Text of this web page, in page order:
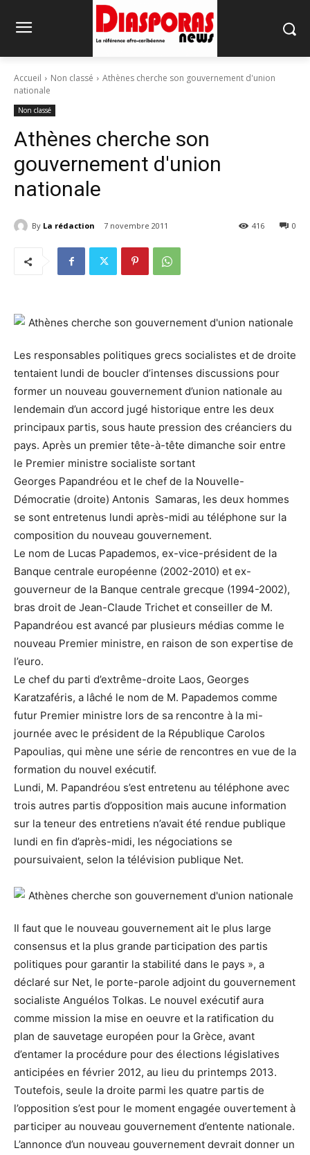
Accueil Non classé
Athènes cherche son gouvernement d'union
nationale
Non classé
Athènes cherche son
gouvernement d'union
nationale
By La rédaction 7 novembre 2011 0
416
Les responsables politiques grecs socialistes et de droite
tentaient lundi de boucler d’intenses discussions pour
former un nouveau gouvernement d’union nationale au
lendemain d’un accord jugé historique entre les deux
principaux partis, sous haute pression des créanciers du
pays. Après un premier tête-à-tête dimanche soir entre
le Premier ministre socialiste sortant
Georges Papandréou et le chef de la Nouvelle-
Démocratie (droite) Antonis Samaras, les deux hommes
se sont entretenus lundi après-midi au téléphone sur la
composition du nouveau gouvernement.
Le nom de Lucas Papademos, ex-vice-président de la
Banque centrale européenne (2002-2010) et ex-
gouverneur de la Banque centrale grecque (1994-2002),
bras droit de Jean-Claude Trichet et conseiller de M.
Papandréou est avancé par plusieurs médias comme le
nouveau Premier ministre, en raison de son expertise de
l’euro.
Le chef du parti d’extrême-droite Laos, Georges
Karatzaféris, a lâché le nom de M. Papademos comme
futur Premier ministre lors de sa rencontre à la mi-
journée avec le président de la République Carolos
Papoulias, qui mène une série de rencontres en vue de la
formation du nouvel exécutif.
Lundi, M. Papandréou s’est entretenu au téléphone avec
trois autres partis d’opposition mais aucune information
sur la teneur des entretiens n’avait été rendue publique
lundi en fin d’après-midi, les négociations se
poursuivaient, selon la télévision publique Net.
Il faut que le nouveau gouvernement ait le plus large
consensus et la plus grande participation des partis
politiques pour garantir la stabilité dans le pays », a
déclaré sur Net, le porte-parole adjoint du gouvernement
socialiste Anguélos Tolkas. Le nouvel exécutif aura
comme mission la mise en oeuvre et la ratification du
plan de sauvetage européen pour la Grèce, avant
d’entamer la procédure pour des élections législatives
anticipées en février 2012, au lieu du printemps 2013.
Toutefois, seule la droite parmi les quatre partis de
l’opposition s’est pour le moment engagée ouvertement à
participer au nouveau gouvernement d’entente nationale.
L’annonce d’un nouveau gouvernement devrait donner un